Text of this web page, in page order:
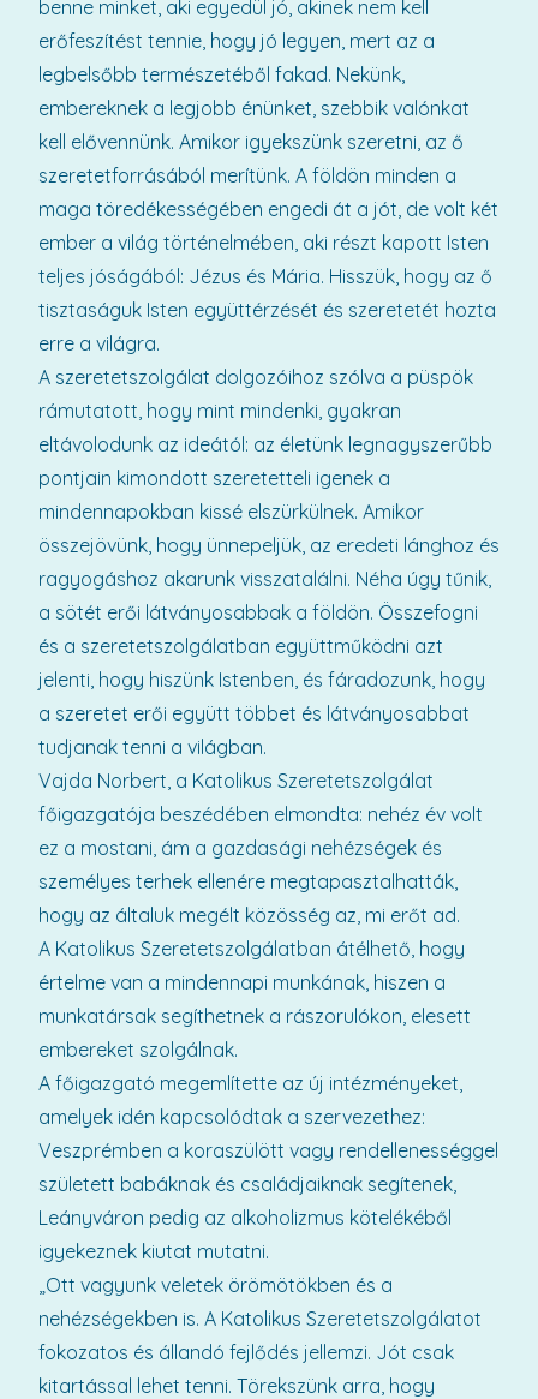
benne minket, aki egyedül jó, akinek nem kell
erőfeszítést tennie, hogy jó legyen, mert az a
legbelsőbb természetéből fakad. Nekünk,
embereknek a legjobb énünket, szebbik valónkat
kell elővennünk. Amikor igyekszünk szeretni, az ő
szeretetforrásából merítünk. A földön minden a
maga töredékességében engedi át a jót, de volt két
ember a világ történelmében, aki részt kapott Isten
teljes jóságából: Jézus és Mária. Hisszük, hogy az ő
tisztaságuk Isten együttérzését és szeretetét hozta
erre a világra.
A szeretetszolgálat dolgozóihoz szólva a püspök
rámutatott, hogy mint mindenki, gyakran
eltávolodunk az ideától: az életünk legnagyszerűbb
pontjain kimondott szeretetteli igenek a
mindennapokban kissé elszürkülnek. Amikor
összejövünk, hogy ünnepeljük, az eredeti lánghoz és
ragyogáshoz akarunk visszatalálni. Néha úgy tűnik,
a sötét erői látványosabbak a földön. Összefogni
és a szeretetszolgálatban együttműködni azt
jelenti, hogy hiszünk Istenben, és fáradozunk, hogy
a szeretet erői együtt többet és látványosabbat
tudjanak tenni a világban.
Vajda Norbert, a Katolikus Szeretetszolgálat
főigazgatója beszédében elmondta: nehéz év volt
ez a mostani, ám a gazdasági nehézségek és
személyes terhek ellenére megtapasztalhatták,
hogy az általuk megélt közösség az, mi erőt ad.
A Katolikus Szeretetszolgálatban átélhető, hogy
értelme van a mindennapi munkának, hiszen a
munkatársak segíthetnek a rászorulókon, elesett
embereket szolgálnak.
A főigazgató megemlítette az új intézményeket,
amelyek idén kapcsolódtak a szervezethez:
Veszprémben a koraszülött vagy rendellenességgel
született babáknak és családjaiknak segítenek,
Leányváron pedig az alkoholizmus kötelékéből
igyekeznek kiutat mutatni.
„Ott vagyunk veletek örömötökben és a
nehézségekben is. A Katolikus Szeretetszolgálatot
fokozatos és állandó fejlődés jellemzi. Jót csak
kitartással lehet tenni. Törekszünk arra, hogy